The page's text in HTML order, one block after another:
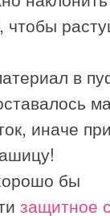
в
иначе
бы
защитное